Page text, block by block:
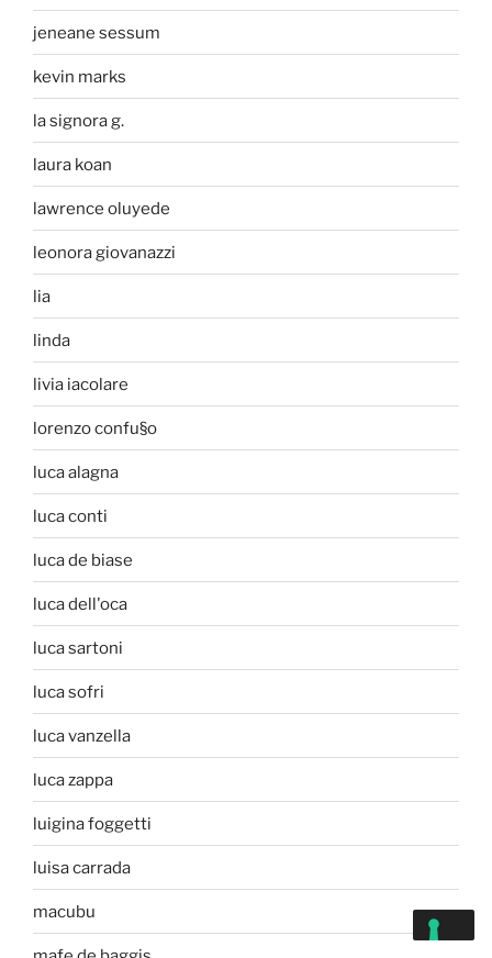
jeneane sessum
kevin marks
la signora g.
laura koan
lawrence oluyede
leonora giovanazzi
lia
linda
livia iacolare
lorenzo confu§o
luca alagna
luca conti
luca de biase
luca dell'oca
luca sartoni
luca sofri
luca vanzella
luca zappa
luigina foggetti
luisa carrada
macubu